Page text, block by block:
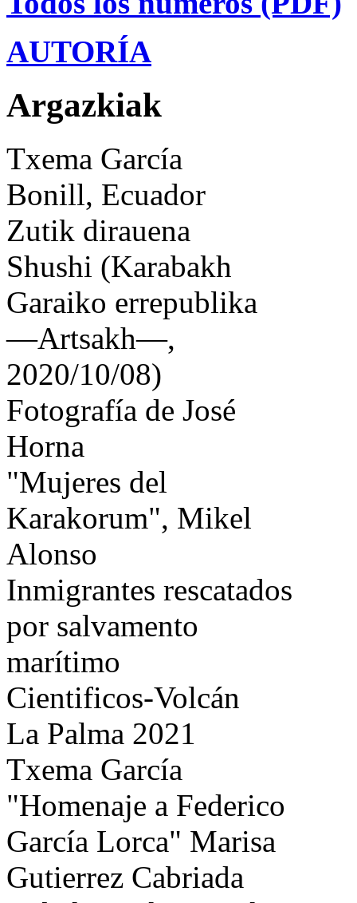
AUTORÍA
Argazkiak
Txema García
Bonill, Ecuador
Zutik dirauena
Shushi (Karabakh
Garaiko errepublika
—Artsakh—,
2020/10/08)
Fotografía de José
Horna
"Mujeres del
Karakorum", Mikel
Alonso
Inmigrantes rescatados
por salvamento
marítimo
Cientificos-Volcán
La Palma 2021
Txema García
"Homenaje a Federico
García Lorca" Marisa
Gutierrez Cabriada